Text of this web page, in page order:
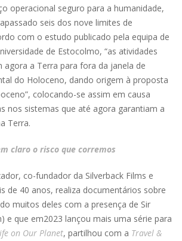
operacional seguro para a humanidade,
seis dos nove limites de
com o estudo publicado pela equipa de
de Estocolmo, “as atividades
agora a Terra para fora da janela de
do Holoceno, dando origem à proposta
colocando-se assim em causa
nos sistemas que até agora garantiam a
Terra.
claro o risco que corremos
co-fundador da Silverback Films e
de 40 anos, realiza documentários sobre
muitos deles com a presença de Sir
e que em2023 lançou mais uma série para
on Our Planet, partilhou com a Travel &